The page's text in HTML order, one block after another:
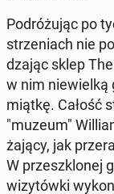
Po­dró­żu­jąc po
strze­niach nie
dza­jąc sklep
w nim nie­wiel­ką
miąt­kę. Całość
"muzeum"
ża­ją­cy, jak
W prze­szklo­nej
wi­zy­tów­ki